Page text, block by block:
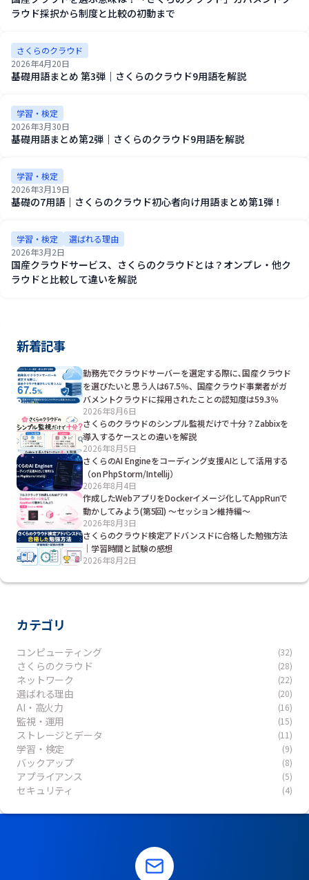
ラウド採択から制度と比較の初動まで
さくらのクラウド
2026年4月20日
基礎用語まとめ 第3弾｜さくらのクラウド9用語を解説
学習・検定
2026年3月30日
基礎用語まとめ第2弾｜さくらのクラウド9用語を解説
学習・検定
2026年3月19日
基礎の7用語｜さくらのクラウド初心者向け用語まとめ第1弾！
学習・検定
選ばれる理由
2026年3月2日
国産クラウドサービス、さくらのクラウドとは？オンプレ・他ク
ラウドと比較して違いを解説
新着記事
勤務先でクラウドサーバーを選定する際に､国産クラウド
を選びたいと思う人は67.5％、国産クラウド事業者がガ
バメントクラウドに採用されたことの認知度は59.3％
2026年8月6日
さくらのクラウドのシンプル監視だけで十分？Zabbixを
導入するケースとの違いを解説
2026年8月5日
さくらのAI Engineをコーディング支援AIとして活用する
（on PhpStorm/Intellij）
2026年8月4日
作成したWebアプリをDockerイメージ化してAppRunで
動かしてみよう(第5回) ～セッション維持編～
2026年8月3日
さくらのクラウド検定アドバンスドに合格した勉強方法
｜学習時間と試験の感想
2026年8月2日
カテゴリ
コンピューティング (32)
さくらのクラウド (28)
ネットワーク (22)
選ばれる理由 (20)
AI・高火力 (16)
監視・運用 (15)
ストレージとデータ (11)
学習・検定 (9)
バックアップ (8)
アプライアンス (5)
セキュリティ (4)